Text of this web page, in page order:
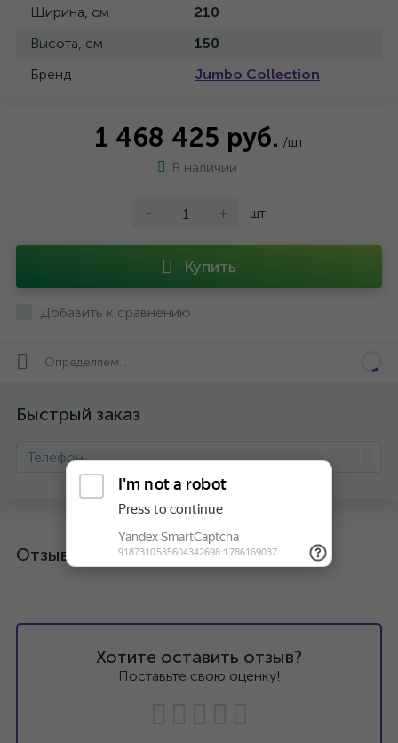
Ширина, см
210
Высота, см
150
Бренд
Jumbo Collection
1 468 425 руб. /шт
В наличии
- + шт
Купить
Добавить к сравнению
Определяем...
Быстрый заказ
Отзывы
Хотите оставить отзыв?
Поставьте свою оценку!